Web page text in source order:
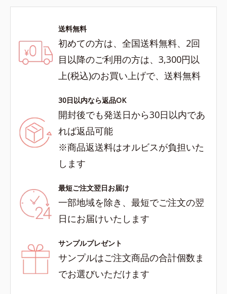
送料無料
初めての方は、全国送料無料、2回
目以降のご利用の方は、3,300円以
上(税込)のお買い上げで、送料無料
30日以内なら返品OK
開封後でも発送日から30日以内であ
れば返品可能
※商品返送料はオルビスが負担いた
します
最短ご注文翌日お届け
一部地域を除き、最短でご注文の翌
日にお届けいたします
サンプルプレゼント
サンプルはご注文商品の合計個数ま
でお選びいただけます